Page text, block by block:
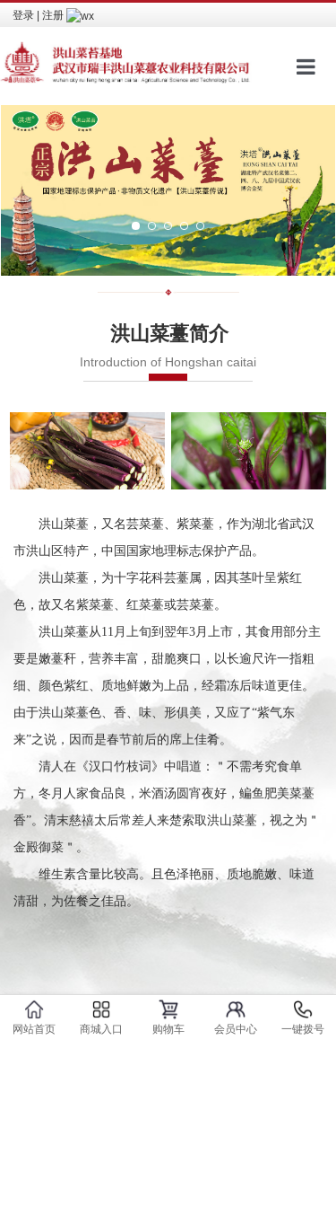
网
进
包
新
登录 注册
洪山菜薹简介
Introduction of Hongshan caitai
洪山菜薹，又名芸菜薹、紫菜薹，作为湖北省武汉
市洪山区特产，中国国家地理标志保护产品。
洪山菜薹，为十字花科芸薹属，因其茎叶呈紫红
色，故又名紫菜薹、红菜薹或芸菜薹。
洪山菜薹从11月上旬到翌年3月上市，其食用部分主
要是嫩薹秆，营养丰富，甜脆爽口，以长逾尺许一指粗
细、颜色紫红、质地鲜嫩为上品，经霜冻后味道更佳。
由于洪山菜薹色、香、味、形俱美，又应了“紫气东
来”之说，因而是春节前后的席上佳肴。
清人在《汉口竹枝词》中唱道：＂不需考究食单
方，冬月人家食品良，米酒汤圆宵夜好，鳊鱼肥美菜薹
香”。清末慈禧太后常差人来楚索取洪山菜薹，视之为＂
金殿御菜＂。
维生素含量比较高。且色泽艳丽、质地脆嫩、味道
清甜，为佐餐之佳品。
网站首页 商城入口 购物车 会员中心 一键拨号